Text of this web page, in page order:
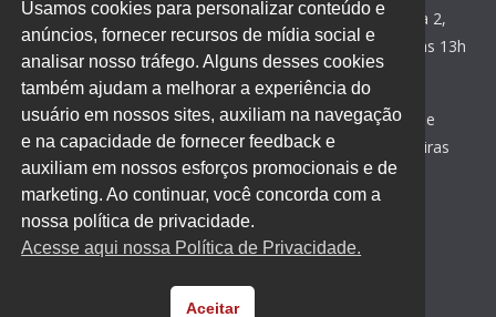
Rio Claro | Fone 19 98439-0077 | Avenida 2, nº 118, sala 2,
Centro | Atendimento às 5ª feiras das 09h30 às 12h e das 13h
às 14h30
Santa Bárbara d’Oeste | Fone 19 98439-0077 | Rua 15 de
novembro, nº 469, sala 2, Centro | Atendimento às 3ª feiras
das 9h30 às 12h e das 13h às 15h
Acesse aqui nossa política de privacidade
Usamos cookies para personalizar conteúdo e
anúncios, fornecer recursos de mídia social e
analisar nosso tráfego. Alguns desses cookies
também ajudam a melhorar a experiência do
usuário em nossos sites, auxiliam na navegação
e na capacidade de fornecer feedback e
auxiliam em nossos esforços promocionais e de
marketing. Ao continuar, você concorda com a
nossa política de privacidade.
Acesse aqui nossa Política de Privacidade.
Aceitar